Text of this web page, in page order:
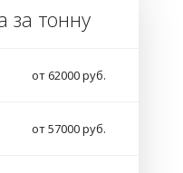
за тонну
от 62000 руб.
от 57000 руб.